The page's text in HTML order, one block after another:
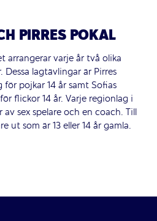
PIRRES POKAL
arrangerar varje år två olika
lagtävlingar är Pirres
pojkar 14 år samt Sofias
flickor 14 år. Varje regionlag i
sex spelare och en coach. Till
ut som är 13 eller 14 år gamla.